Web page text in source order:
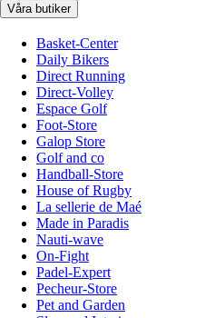
Våra butiker
Basket-Center
Daily Bikers
Direct Running
Direct-Volley
Espace Golf
Foot-Store
Galop Store
Golf and co
Handball-Store
House of Rugby
La sellerie de Maé
Made in Paradis
Nauti-wave
On-Fight
Padel-Expert
Pecheur-Store
Pet and Garden